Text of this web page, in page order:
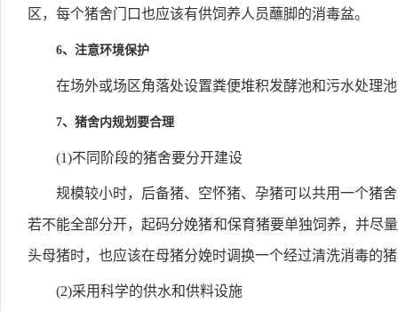
区，每个猪舍门口也应该有供饲养人员蘸脚的消毒盆。
6、注意环境保护
在场外或场区角落处设置粪便堆积发酵池和污水处理池
7、猪舍内规划要合理
(1)不同阶段的猪舍要分开建设
规模较小时，后备猪、空怀猪、孕猪可以共用一个猪舍
若不能全部分开，起码分娩猪和保育猪要单独饲养，并尽
头母猪时，也应该在母猪分娩时调换一个经过清洗消毒的
(2)采用科学的供水和供料设施